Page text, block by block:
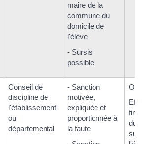
maire de la
commune du
domicile de
l'élève
- Sursis
possible
Conseil de
discipline de
l'établissement
ou
départemental
- Sanction
motivée,
expliquée et
proportionnée à
la faute
Oui.
fin
du 2
sur